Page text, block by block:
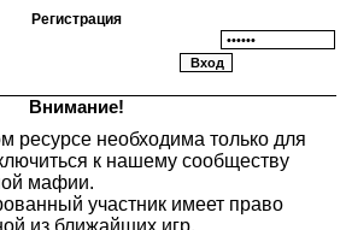
Регистрация
Внимание!
ресурсе необходима только для
к нашему сообществу
мафии.
участник имеет право
из ближайших игр.